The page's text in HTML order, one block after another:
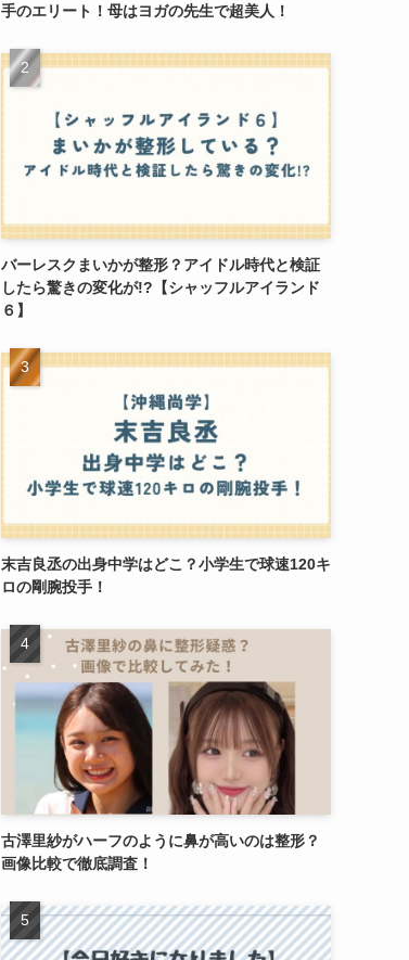
手のエリート！母はヨガの先生で超美人！
バーレスクまいかが整形？アイドル時代と検証
したら驚きの変化が!?【シャッフルアイランド
６】
末吉良丞の出身中学はどこ？小学生で球速120キ
ロの剛腕投手！
古澤里紗がハーフのように鼻が高いのは整形？
画像比較で徹底調査！